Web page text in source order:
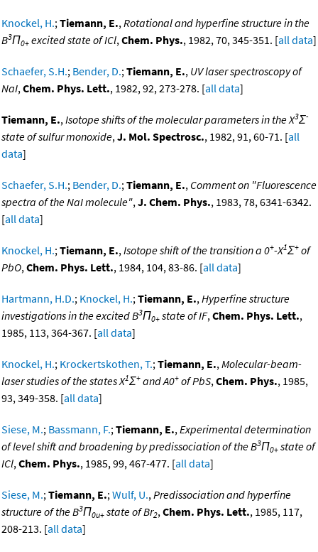
Knockel, H.;Tiemann, E.,Rotational and hyperfine structure in the
B3Π0+ excited state of ICl,Chem. Phys., 1982, 70, 345-351. [all data]
Schaefer, S.H.; Bender, D.;Tiemann, E., UV laser spectroscopy of
NaI,Chem. Phys. Lett., 1982, 92, 273-278. [all data]
Tiemann, E.,Isotope shifts of the molecular parameters in the X3Σ-
state of sulfur monoxide,J. Mol. Spectrosc., 1982, 91, 60-71. [all
data]
Schaefer, S.H.; Bender, D.;Tiemann, E., Comment on "Fluorescence
spectra of the NaI molecule",J. Chem. Phys., 1983, 78, 6341-6342.
[all data]
Knockel, H.;Tiemann, E.,Isotope shift of the transition a 0+-X1Σ+ of
PbO,Chem. Phys. Lett., 1984, 104, 83-86. [all data]
Hartmann, H.D.; Knockel, H.;Tiemann, E.,Hyperfine structure
investigations in the excited B3Π0+ state of IF,Chem. Phys. Lett.,
1985, 113, 364-367. [all data]
Knockel, H.; Krockertskothen, T.;Tiemann, E.,Molecular-beam-
laser studies of the states X1Σ+ and A0+ of PbS,Chem. Phys., 1985,
93, 349-358. [all data]
Siese, M.; Bassmann, F.;Tiemann, E.,Experimental determination
of level shift and broadening by predissociation of the B3Π0+ state of
ICl,Chem. Phys., 1985, 99, 467-477. [all data]
Siese, M.;Tiemann, E.;Wulf, U.,Predissociation and hyperfine
structure of the B3Π0u+ state of Br2,Chem. Phys. Lett., 1985, 117,
208-213. [all data]